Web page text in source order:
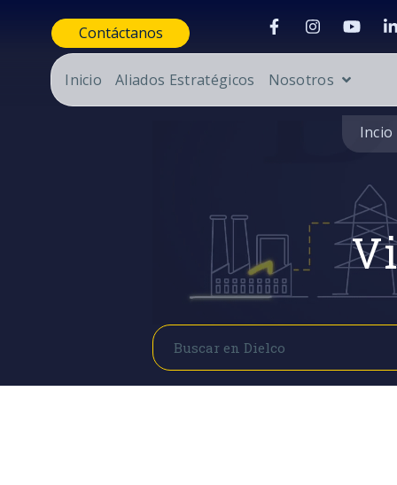
Contáctanos
Inicio Aliados Estratégicos Nosotros
Buscar